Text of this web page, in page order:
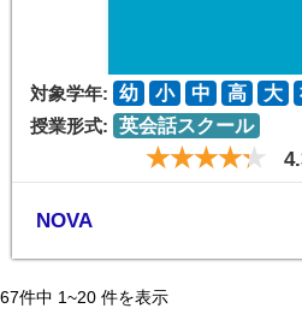
対象学年: 幼 小 中 高 大
授業形式: 英会話スクール
NOVA
67件中 1~20 件を表示